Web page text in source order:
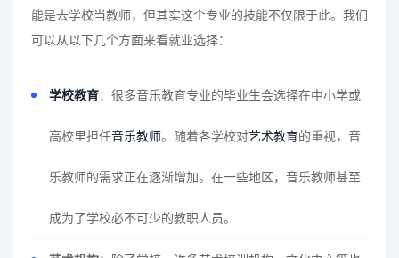
能是去学校当教师，但其实这个专业的技能不仅限于此。我们
可以从以下几个方面来看就业选择：
学校教育：很多音乐教育专业的毕业生会选择在中小学或
高校里担任音乐教师。随着各学校对艺术教育的重视，音
乐教师的需求正在逐渐增加。在一些地区，音乐教师甚至
成为了学校必不可少的教职人员。